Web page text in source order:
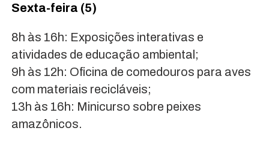
Sexta-feira (5)
8h às 16h: Exposições interativas e
atividades de educação ambiental;
9h às 12h: Oficina de comedouros para aves
com materiais recicláveis;
13h às 16h: Minicurso sobre peixes
amazônicos.